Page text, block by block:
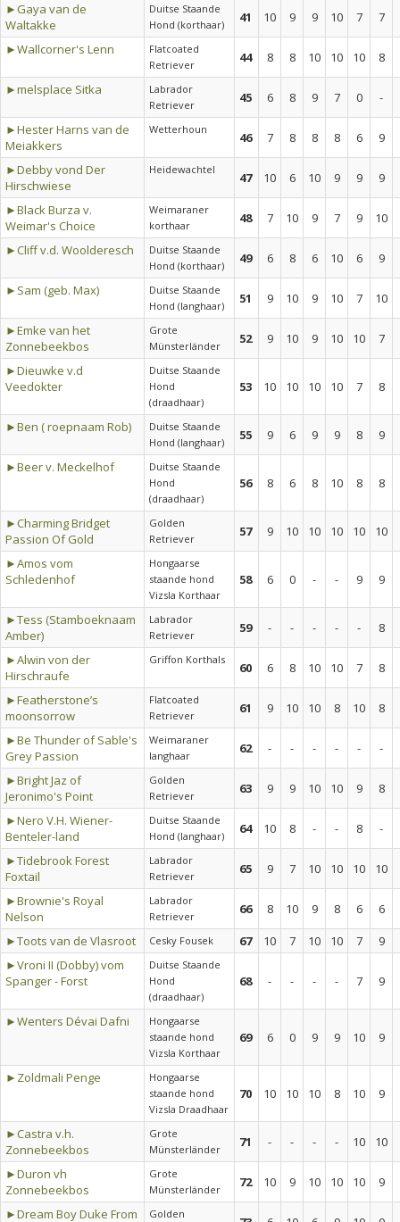
►Gaya van de
Waltakke
Duitse Staande
Hond (korthaar)
41 10 9 9 10 7
7
►Wallcorner's Lenn
Flatcoated
Retriever
44 8 8 10 10 10
8
►melsplace Sitka
Labrador
Retriever
45 6 8 9 7 0
-
►Hester Harns van de
Meiakkers
Wetterhoun
46 7 8 8 8 6
9
►Debby vond Der
Hirschwiese
Heidewachtel
47 10 6 10 9 9
9
►Black Burza v.
Weimar's Choice
Weimaraner
korthaar
48 7 10 9 7 9
10
►Cliff v.d. Woolderesch
Duitse Staande
Hond (korthaar)
49 6 8 6 10 6
9
►Sam (geb. Max)
Duitse Staande
Hond (langhaar)
51 9 10 9 10 7
10
►Emke van het
Zonnebeekbos
Grote
Münsterländer
52 9 10 9 10 10
7
►Dieuwke v.d
Veedokter
Duitse Staande
Hond
(draadhaar)
53 10 10 10 10 7 8
►Ben ( roepnaam Rob)
Duitse Staande
Hond (langhaar)
55 9 6 9 9 8
9
►Beer v. Meckelhof
Duitse Staande
Hond
(draadhaar)
56 8 6 8 10 8 8
►Charming Bridget
Passion Of Gold
Golden
Retriever
57 9 10 10 10 10
10
►Amos vom
Schledenhof
Hongaarse
staande hond
Vizsla Korthaar
58 6 0 - - 9 9
►Tess (Stamboeknaam
Amber)
Labrador
Retriever
59 - - - - -
8
►Alwin von der
Hirschraufe
Griffon Korthals
60 6 8 10 10 7
8
►Featherstone’s
moonsorrow
Flatcoated
Retriever
61 9 10 10 8 10
8
►Be Thunder of Sable's
Grey Passion
Weimaraner
langhaar
62 - - - - -
-
►Bright Jaz of
Jeronimo's Point
Golden
Retriever
63 9 9 10 10 9
8
►Nero V.H. Wiener-
Benteler-land
Duitse Staande
Hond (langhaar)
64 10 8 - - 8
-
►Tidebrook Forest
Foxtail
Labrador
Retriever
65 9 7 10 10 10
10
►Brownie's Royal
Nelson
Labrador
Retriever
66 8 10 9 8 6
6
►Toots van de Vlasroot
Cesky Fousek 67 10 7 10 10 7
9
►Vroni II (Dobby) vom
Spanger - Forst
Duitse Staande
Hond
(draadhaar)
68 - - - - 7 9
►Wenters Dévai Dafni
Hongaarse
staande hond
Vizsla Korthaar
69 6 0 9 9 10 9
►Zoldmali Penge
Hongaarse
staande hond
Vizsla Draadhaar
70 10 10 10 8 10 9
►Castra v.h.
Zonnebeekbos
Grote
Münsterländer
71 - - - - 10
10
►Duron vh
Zonnebeekbos
Grote
Münsterländer
72 10 9 10 10 10
9
►Dream Boy Duke From
Golden